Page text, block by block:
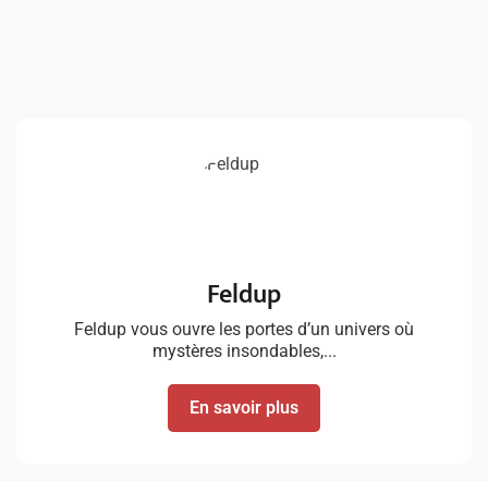
Feldup
Feldup vous ouvre les portes d’un univers où
mystères insondables,...
En savoir plus